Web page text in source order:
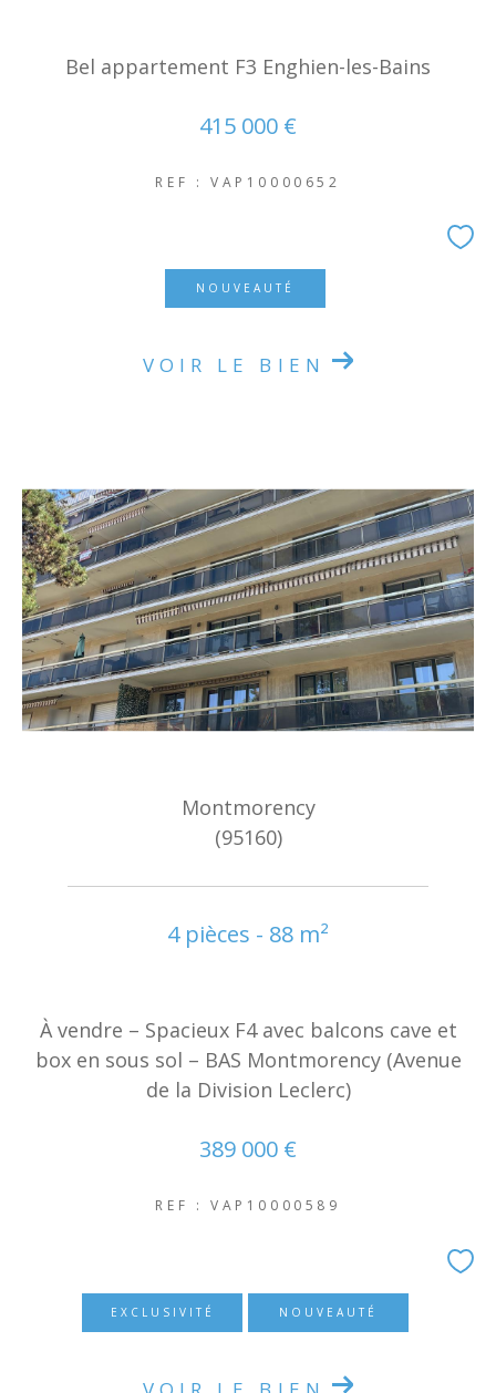
Bel appartement F3 Enghien-les-Bains
415 000 €
REF : VAP10000652
NOUVEAUTÉ
VOIR LE BIEN
Montmorency
(95160)
4 pièces - 88 m²
À vendre – Spacieux F4 avec balcons cave et
box en sous sol – BAS Montmorency (Avenue
de la Division Leclerc)
389 000 €
REF : VAP10000589
EXCLUSIVITÉ NOUVEAUTÉ